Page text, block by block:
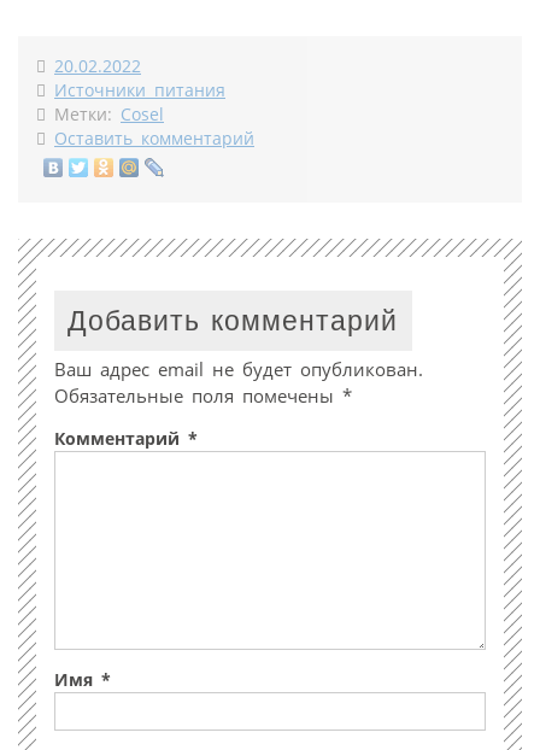
20.02.2022
Источники питания
Метки: Cosel
Оставить комментарий
Добавить комментарий
Ваш адрес email не будет опубликован.
Обязательные поля помечены *
Комментарий *
Имя *